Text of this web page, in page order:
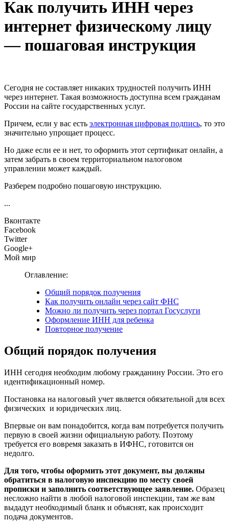
Как получить ИНН через
интернет физическому лицу
— пошаговая инструкция
Сегодня не составляет никаких трудностей получить ИНН
через интернет. Такая возможность доступна всем гражданам
России на сайте государственных услуг.
Причем, если у вас есть электронная цифровая подпись, то это
значительно упрощает процесс.
Но даже если ее и нет, то оформить этот сертификат онлайн, а
затем забрать в своем территориальном налоговом
управлении может каждый.
Разберем подробно пошаговую инструкцию.
...
Вконтакте
Facebook
Twitter
Google+
Мой мир
Оглавление:
Общий порядок получения
Как получить онлайн через сайт ФНС
Можно ли получить через портал Госуслуги
Оформление ИНН для ребенка
Повторное получение
Общий порядок получения
ИНН сегодня необходим любому гражданину России. Это его
идентификационный номер.
Постановка на налоговый учет является обязательной для всех
физических и юридических лиц.
Впервые он вам понадобится, когда вам потребуется получить
первую в своей жизни официальную работу. Поэтому
требуется его вовремя заказать в ИФНС, готовится он
недолго.
Для того, чтобы оформить этот документ, вы должны
обратиться в налоговую инспекцию по месту своей
прописки и заполнить соответствующее заявление. Образец
несложно найти в любой налоговой инспекции, там же вам
выдадут необходимый бланк и объяснят, как происходит
подача документов.